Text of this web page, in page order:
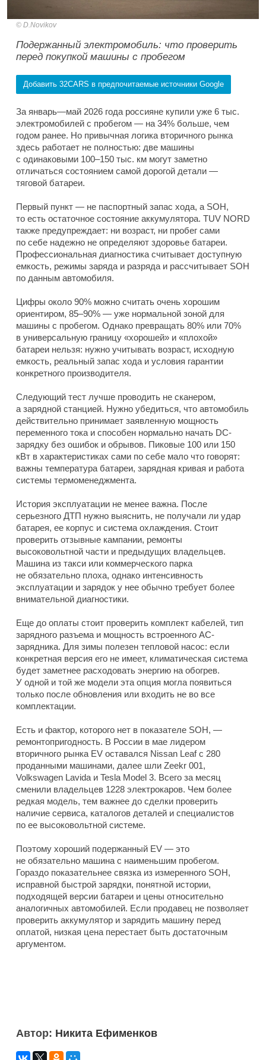
D.Novikov
Подержанный электромобиль: что проверить
перед покупкой машины с пробегом
Добавить 32CARS в предпочитаемые источники Google
За январь—май 2026 года россияне купили уже 6 тыс.
электромобилей с пробегом — на 34% больше, чем
годом ранее. Но привычная логика вторичного рынка
здесь работает не полностью: две машины
с одинаковыми 100–150 тыс. км могут заметно
отличаться состоянием самой дорогой детали —
тяговой батареи.
Первый пункт — не паспортный запас хода, а SOH,
то есть остаточное состояние аккумулятора. TUV NORD
также предупреждает: ни возраст, ни пробег сами
по себе надежно не определяют здоровье батареи.
Профессиональная диагностика считывает доступную
емкость, режимы заряда и разряда и рассчитывает SOH
по данным автомобиля.
Цифры около 90% можно считать очень хорошим
ориентиром, 85–90% — уже нормальной зоной для
машины с пробегом. Однако превращать 80% или 70%
в универсальную границу «хорошей» и «плохой»
батареи нельзя: нужно учитывать возраст, исходную
емкость, реальный запас хода и условия гарантии
конкретного производителя.
Следующий тест лучше проводить не сканером,
а зарядной станцией. Нужно убедиться, что автомобиль
действительно принимает заявленную мощность
переменного тока и способен нормально начать DC-
зарядку без ошибок и обрывов. Пиковые 100 или 150
кВт в характеристиках сами по себе мало что говорят:
важны температура батареи, зарядная кривая и работа
системы термоменеджмента.
История эксплуатации не менее важна. После
серьезного ДТП нужно выяснить, не получали ли удар
батарея, ее корпус и система охлаждения. Стоит
проверить отзывные кампании, ремонты
высоковольтной части и предыдущих владельцев.
Машина из такси или коммерческого парка
не обязательно плоха, однако интенсивность
эксплуатации и зарядок у нее обычно требует более
внимательной диагностики.
Еще до оплаты стоит проверить комплект кабелей, тип
зарядного разъема и мощность встроенного AC-
зарядника. Для зимы полезен тепловой насос: если
конкретная версия его не имеет, климатическая система
будет заметнее расходовать энергию на обогрев.
У одной и той же модели эта опция могла появиться
только после обновления или входить не во все
комплектации.
Есть и фактор, которого нет в показателе SOH, —
ремонтопригодность. В России в мае лидером
вторичного рынка EV оставался Nissan Leaf с 280
проданными машинами, далее шли Zeekr 001,
Volkswagen Lavida и Tesla Model 3. Всего за месяц
сменили владельцев 1228 электрокаров. Чем более
редкая модель, тем важнее до сделки проверить
наличие сервиса, каталогов деталей и специалистов
по ее высоковольтной системе.
Поэтому хороший подержанный EV — это
не обязательно машина с наименьшим пробегом.
Гораздо показательнее связка из измеренного SOH,
исправной быстрой зарядки, понятной истории,
подходящей версии батареи и цены относительно
аналогичных автомобилей. Если продавец не позволяет
проверить аккумулятор и зарядить машину перед
оплатой, низкая цена перестает быть достаточным
аргументом.
Автор: Никита Ефименков